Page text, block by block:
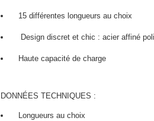
15 différentes longueurs au choix
Design discret et chic : acier affiné poli
Haute capacité de charge
DONNÉES TECHNIQUES :
Longueurs au choix